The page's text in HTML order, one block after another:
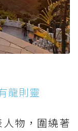
龍則靈
物，圍繞著